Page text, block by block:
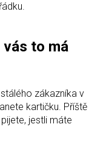
to má
zákazníka v
kartičku. Příště
jestli máte